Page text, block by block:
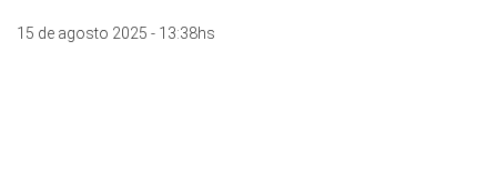
15 de agosto 2025 - 13:38hs